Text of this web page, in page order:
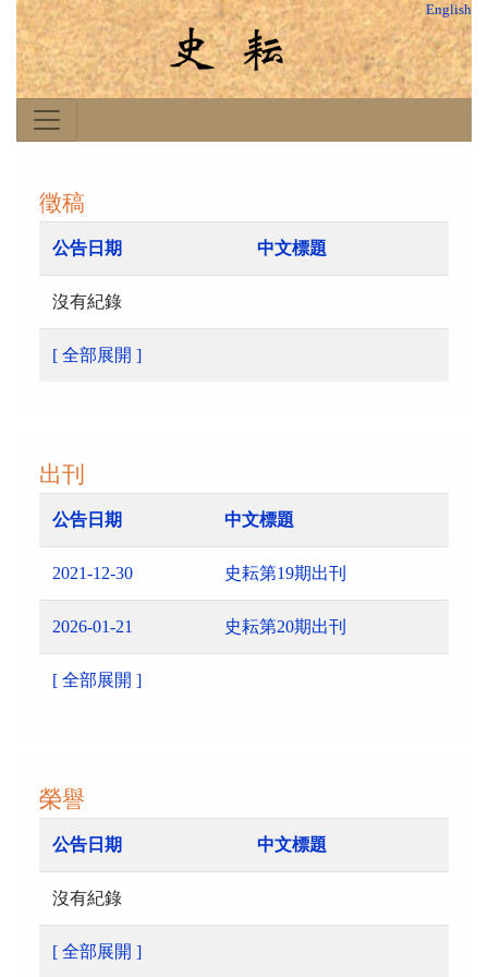
English
徵稿
公告日期 中文標題
沒有紀錄
[ 全部展開 ]
出刊
公告日期 中文標題
2021-12-30 史耘第19期出刊
2026-01-21 史耘第20期出刊
[ 全部展開 ]
榮譽
公告日期 中文標題
沒有紀錄
[ 全部展開 ]